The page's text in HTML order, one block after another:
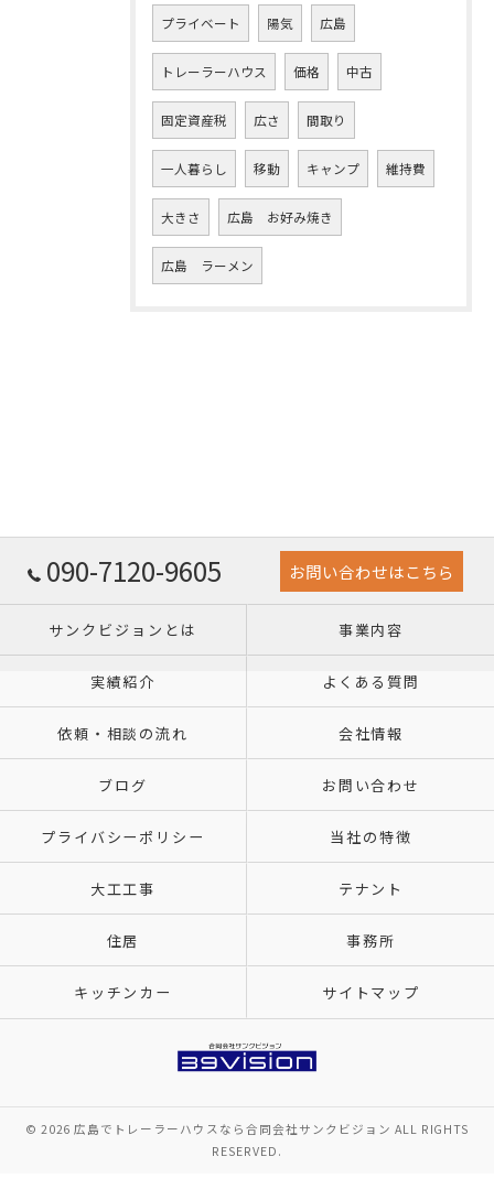
プライベート 陽気 広島
トレーラーハウス 価格 中古
固定資産税 広さ 間取り
一人暮らし 移動 キャンプ 維持費
大きさ 広島 お好み焼き
広島 ラーメン
090-7120-9605 お問い合わせはこちら
サンクビジョンとは 事業内容
実績紹介 よくある質問
依頼・相談の流れ 会社情報
ブログ お問い合わせ
プライバシーポリシー 当社の特徴
大工工事 テナント
住居 事務所
キッチンカー サイトマップ
© 2026 広島でトレーラーハウスなら合同会社サンクビジョン ALL RIGHTS
RESERVED.